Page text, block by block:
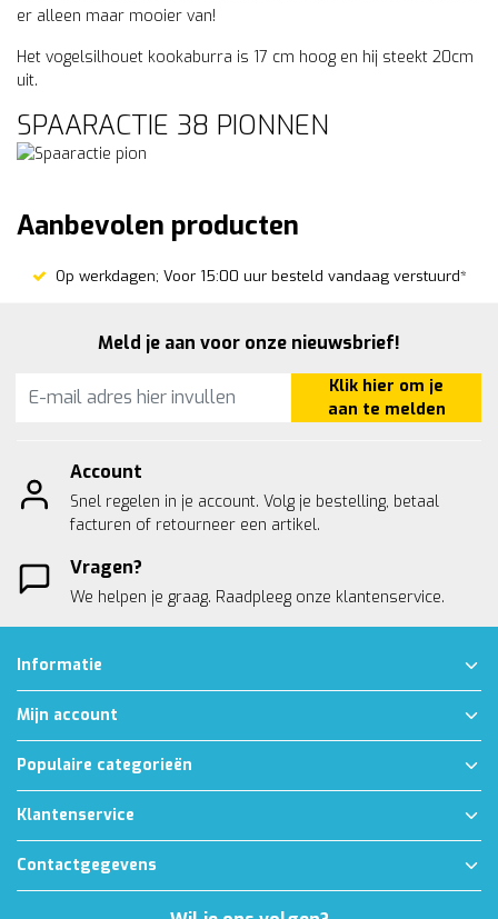
er alleen maar mooier van!
Het vogelsilhouet kookaburra is 17 cm hoog en hij steekt 20cm
uit.
SPAARACTIE 38 PIONNEN
Aanbevolen producten
Op werkdagen; Voor 15:00 uur besteld vandaag verstuurd*
Meld je aan voor onze nieuwsbrief!
Klik hier om je
aan te melden
Account
Snel regelen in je account. Volg je bestelling, betaal
facturen of retourneer een artikel.
Vragen?
We helpen je graag. Raadpleeg onze klantenservice.
Informatie
Mijn account
Populaire categorieën
Klantenservice
Contactgegevens